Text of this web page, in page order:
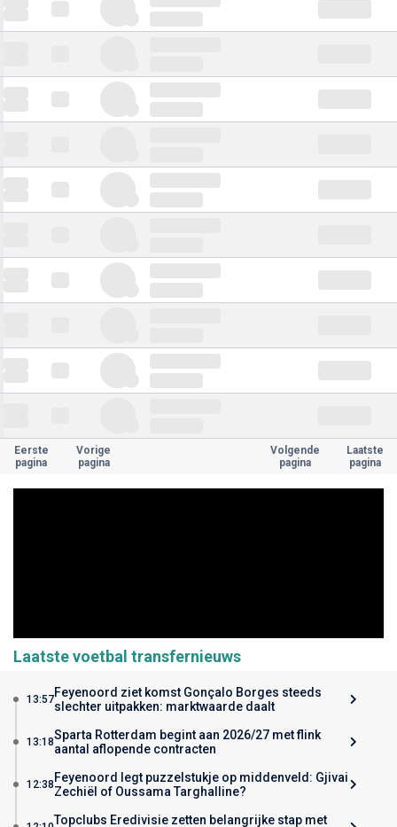
Eerste
pagina
Vorige
pagina
Volgende
pagina
Laatste
pagina
Laatste voetbal transfernieuws
13:57Feyenoord ziet komst Gonçalo Borges steeds
slechter uitpakken: marktwaarde daalt
13:18Sparta Rotterdam begint aan 2026/27 met flink
aantal aflopende contracten
12:38 Feyenoord legt puzzelstukje op middenveld: Gjivai
Zechiël of Oussama Targhalline?
Topclubs Eredivisie zetten belangrijke stap met